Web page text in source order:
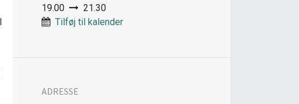
19.00
21.30
Tilføj til kalender
ADRESSE